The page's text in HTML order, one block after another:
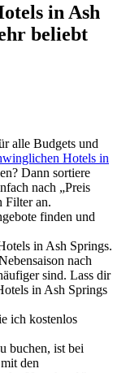
in Ash
beliebt
alle Budgets und
Hotels in
Dann sortiere
nach „Preis
Filter an.
finden und
in Ash Springs.
nach
sind. Lass dir
in Ash Springs
ich kostenlos
buchen, ist bei
den